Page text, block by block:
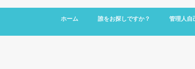
ホーム 誰をお探しですか？ 管理人自